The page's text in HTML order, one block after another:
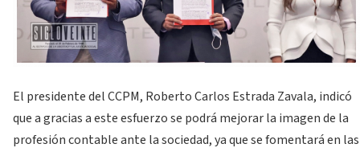
El presidente del CCPM, Roberto Carlos Estrada Zavala, indicó
que a gracias a este esfuerzo se podrá mejorar la imagen de la
profesión contable ante la sociedad, ya que se fomentará en las